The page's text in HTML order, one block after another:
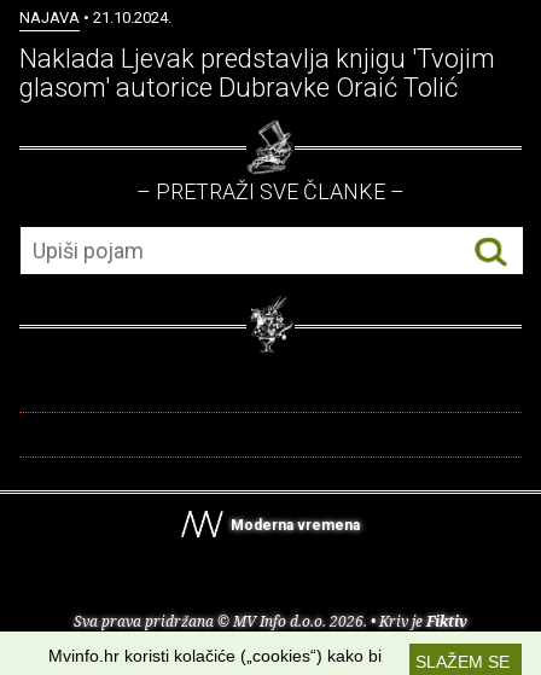
NAJAVA • 21.10.2024.
Naklada Ljevak predstavlja knjigu 'Tvojim
glasom' autorice Dubravke Oraić Tolić
– PRETRAŽI SVE ČLANKE –
Moderna vremena
Sva prava pridržana © MV Info d.o.o. 2026. • Kriv jeFiktiv
Uvjeti korištenja RSS kanaliSLAŽEM SE
Mvinfo.hr koristi kolačiće („cookies“) kako bi